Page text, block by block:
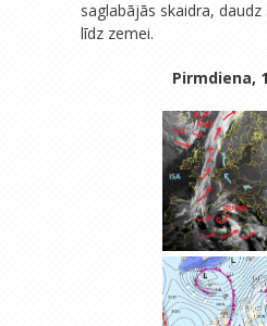
saglabājās skaidra,
līdz zemei.
Pirmdiena,